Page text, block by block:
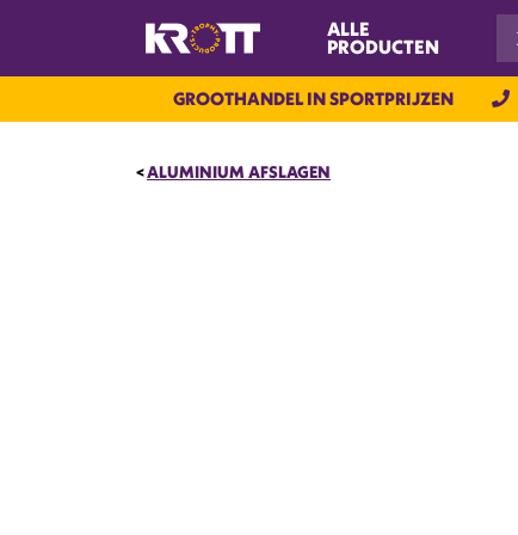
ALLE
PRODUCTEN
GROOTHANDEL IN SPORTPRIJZEN
ALUMINIUM AFSLAGEN